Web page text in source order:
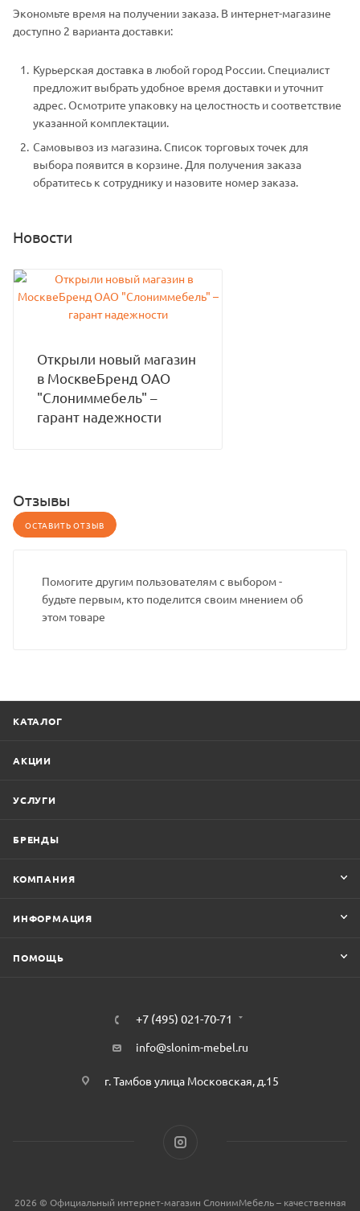
Экономьте время на получении заказа. В интернет-магазине
доступно 2 варианта доставки:
Курьерская доставка в любой город России. Специалист
предложит выбрать удобное время доставки и уточнит
адрес. Осмотрите упаковку на целостность и соответствие
указанной комплектации.
Самовывоз из магазина. Список торговых точек для
выбора появится в корзине. Для получения заказа
обратитесь к сотруднику и назовите номер заказа.
Новости
Открыли новый магазин
в МосквеБренд ОАО
"Слониммебель" –
гарант надежности
Отзывы
ОСТАВИТЬ ОТЗЫВ
Помогите другим пользователям с выбором -
будьте первым, кто поделится своим мнением об
этом товаре
КАТАЛОГ
АКЦИИ
УСЛУГИ
БРЕНДЫ
КОМПАНИЯ
ИНФОРМАЦИЯ
ПОМОЩЬ
+7 (495) 021-70-71
info@slonim-mebel.ru
г. Тамбов улица Московская, д.15
2026 © Официальный интернет-магазин СлонимМебель – качественная